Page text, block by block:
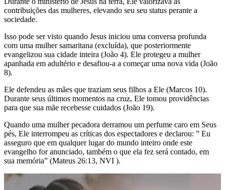
contribuições das mulheres, elevando seu seu status perante a
sociedade.
Isso pode ser visto quando Jesus iniciou uma conversa profunda
com uma mulher samaritana (excluída), que posteriormente
evangelizou sua cidade inteira (João 4). Ele protegeu a mulher
apanhada em adultério e desafiou-a a começar uma nova vida (João
8).
Ele defendeu as mães que traziam seus filhos a Ele (Marcos 10).
Durante seus últimos momentos na cruz, Ele tomou providências
para que sua mãe recebesse cuidados (João 19).
Quando uma mulher pecadora derramou um perfume caro em Seus
pés, Ele interrompeu as críticas dos espectadores e declarou: ” Eu
asseguro que em qualquer lugar do mundo inteiro onde este
evangelho for anunciado, também o que ela fez será contado, em
sua memória” (Mateus 26:13, NVI ).